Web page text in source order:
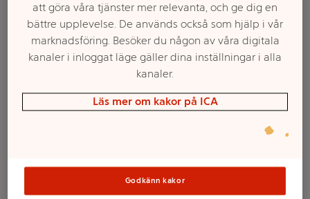
Välj butik och handla
att göra våra tjänster mer relevanta, och ge dig en
bättre upplevelse. De används också som hjälp i vår
marknadsföring. Besöker du någon av våra digitala
kanaler i inloggat läge gäller dina inställningar i alla
kanaler.
Läs mer om kakor på ICA
Godkänn kakor